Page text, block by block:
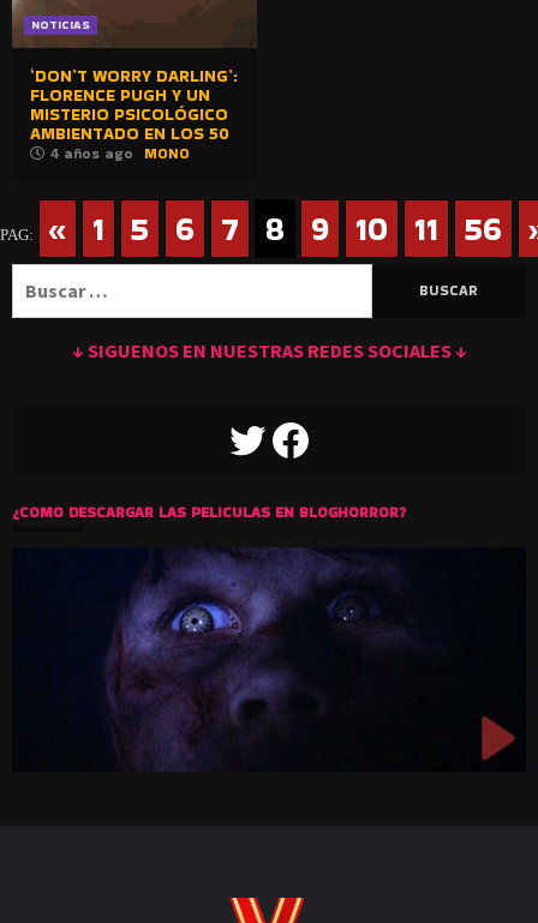
NOTICIAS
‘DON’T WORRY DARLING’:
FLORENCE PUGH Y UN
MISTERIO PSICOLÓGICO
AMBIENTADO EN LOS 50
4 años ago MONO
PAG: « 1 5 6 7 8 9 10 11 56
↓ SIGUENOS EN NUESTRAS REDES SOCIALES ↓
TWITTERFACEBOOK
¿COMO DESCARGAR LAS PELICULAS EN BLOGHORROR?